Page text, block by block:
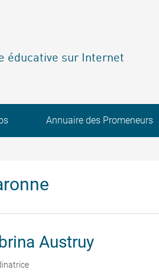
éducative sur Internet
Annuaire des Promeneurs
Austruy